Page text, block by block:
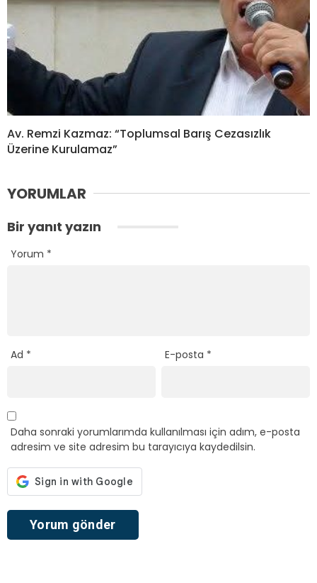
Av. Remzi Kazmaz: “Toplumsal Barış Cezasızlık
Üzerine Kurulamaz”
YORUMLAR
Bir yanıt yazın
Yorum *
Ad * E-posta *
Daha sonraki yorumlarımda kullanılması için adım, e-posta
adresim ve site adresim bu tarayıcıya kaydedilsin.